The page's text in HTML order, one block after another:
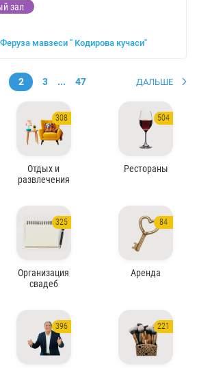
зал
мавзеси " Кодирова кучаси"
2 3 ... 47 ДАЛЬШЕ
308
Отдых и
развлечения
504
Рестораны
325
Организация
свадеб
84
Аренда
396 221